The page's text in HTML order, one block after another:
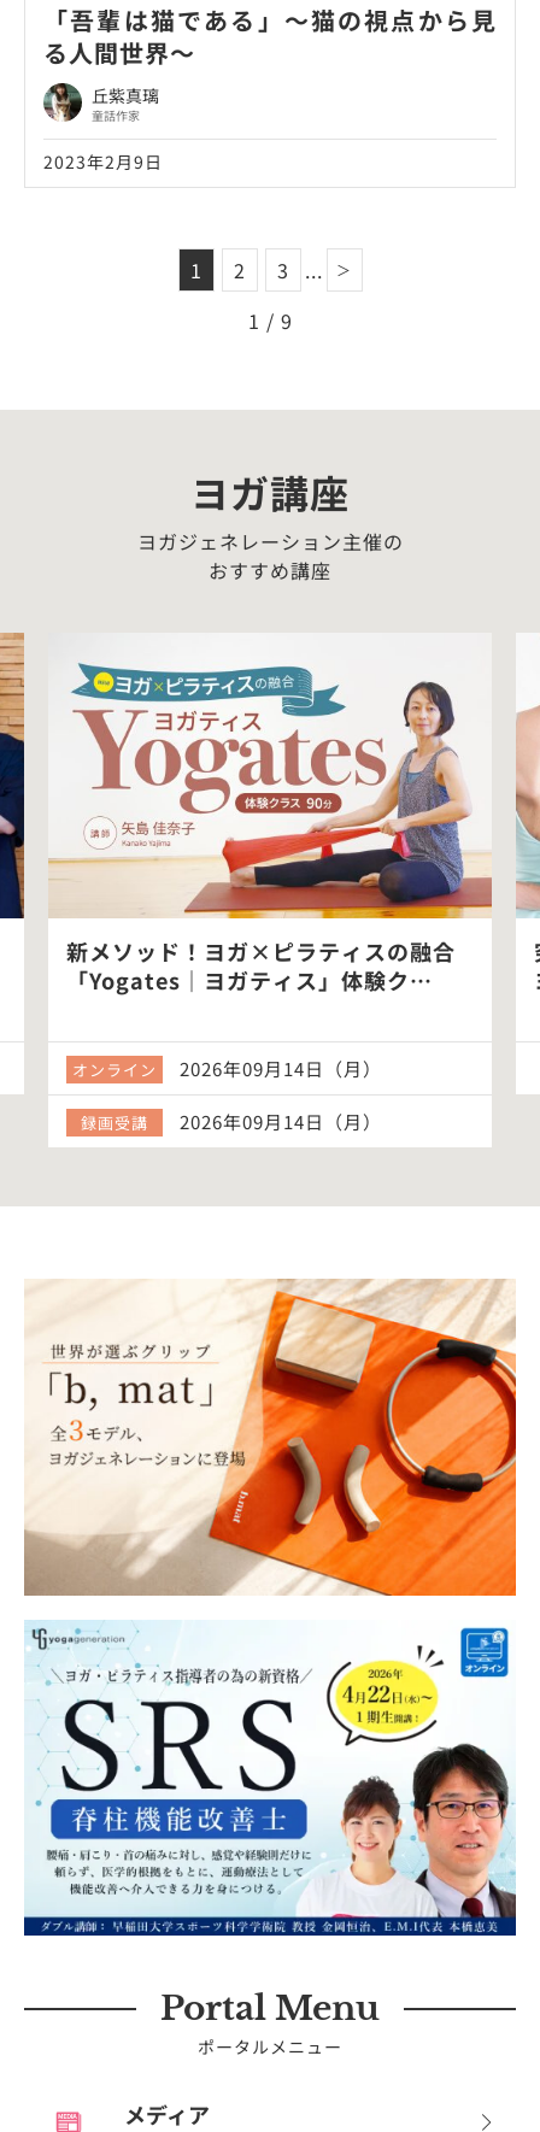
「吾輩は猫である」～猫の視点から見
る人間世界～
丘紫真璃
童話作家
2023年2月9日
1 / 9
1 2 3 ... ＞
ヨガ講座
ヨガジェネレーション主催の
おすすめ講座
新メソッド！ヨガ×ピラティスの融合
「Yogates｜ヨガティス」体験ク…
オンライン 2026年09月14日（月）
録画受講 2026年09月14日（月）
Portal Menu
ポータルメニュー
メディア